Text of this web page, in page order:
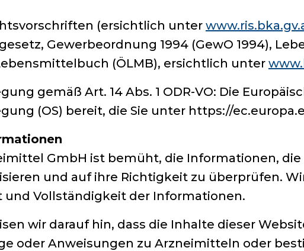
(ersichtlich unter
Gewerbeordnung 1994 (GewO 1994),
(ÖLMB), ersichtlich unter
gemäß Art. 14 Abs. 1 ODR-VO: Die
(OS) bereit, die Sie unter https://
GmbH ist bemüht, die Informationen,
und auf ihre Richtigkeit zu überprüfen.
und Vollständigkeit der Informationen.
wir darauf hin, dass die Inhalte dieser
oder Anweisungen zu Arzneimitteln oder